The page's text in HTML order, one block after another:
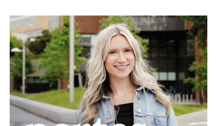
LinkedIn Courriel
Copier le lien